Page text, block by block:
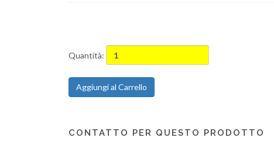
Quantità:
Aggiungi al Carrello
CONTATTO PER QUESTO PRODOTTO